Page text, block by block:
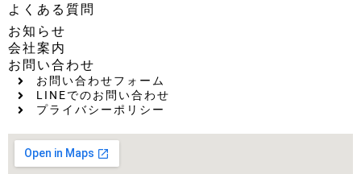
よくある質問
お知らせ
会社案内
お問い合わせ
お問い合わせフォーム
LINEでのお問い合わせ
プライバシーポリシー